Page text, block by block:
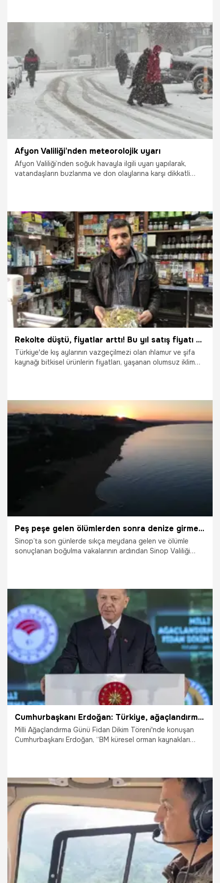
14.04.2026 Adana
Afyon Valiliği’nden meteorolojik uyarı
Afyon Valiliği’nden soğuk havayla ilgili uyarı yapılarak,
vatandaşların buzlanma ve don olaylarına karşı dikkatli
17.01.2026 Afyonkarahisar
Rekolte düştü, fiyatlar arttı! Bu yıl satış fiyatı 4 bin 500 lira oldu
Türkiye'de kış aylarının vazgeçilmezi olan ıhlamur ve şifa
kaynağı bitkisel ürünlerin fiyatları, yaşanan olumsuz iklim
fiyat artışının sağlık sorunları yaşayan vatandaşların alım
gücünü düşürmediğini dile getirdi.
Peş peşe gelen ölümlerden sonra denize girmek yasaklandı!
Sinop’ta son günlerde sıkça meydana gelen ve ölümle
sonuçlanan boğulma vakalarının ardından Sinop Valiliği
14.08.2023 Gündem
Cumhurbaşkanı Erdoğan: Türkiye, ağaçlandırma çalışmalarında Avrupa'da birinci sırada
Milli Ağaçlandırma Günü Fidan Dikim Töreni'nde konuşan
Cumhurbaşkanı Erdoğan, “BM küresel orman kaynakları
ulaştırmaktır” dedi. Erdoğan, "81 ilimize 81 Millet Ormanı
kurarak vatandaşlarımızın bu hizmetten faydalanmasını
sağlayacağız” ifadelerini de kullandı.
11.11.2021